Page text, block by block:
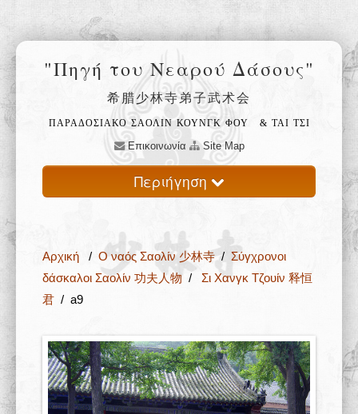
"Πηγή του Νεαρού Δάσους"
希腊少林寺弟子武术会
ΠΑΡΑΔΟΣΙΑΚΟ ΣΑΟΛΙΝ ΚΟΥΝΓΚ ΦΟΥ & ΤΑΙ ΤΣΙ
Επικοινωνία Site Map
Περιήγηση
Ο ναός Σαολίν 少林寺
Φιλοσοφία 禅
Εκπαίδευση 武
Σχολές 学校
Αρχική / Ο ναός Σαολίν 少林寺 / Σύγχρονοι
δάσκαλοι Σαολίν 功夫人物 /
Σι Χανγκ Τζουίν 释恒
君 / a9